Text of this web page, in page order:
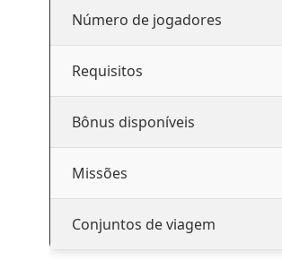
Número de jogadores
Requisitos
Bônus disponíveis
Missões
Conjuntos de viagem